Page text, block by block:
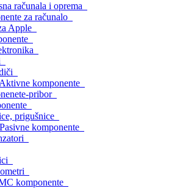
računala i oprema
za računalo
Apple
komponente
pribor
prigušnice
komponente
komponente